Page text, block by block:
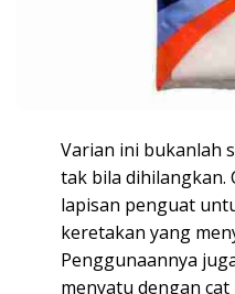
Varian ini bukanlah
tak bila dihilangkan.
lapisan penguat
keretakan yang
Penggunaannya
menyatu dengan